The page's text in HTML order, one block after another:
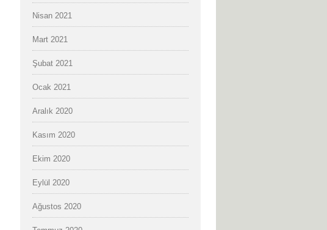
Nisan 2021
Mart 2021
Şubat 2021
Ocak 2021
Aralık 2020
Kasım 2020
Ekim 2020
Eylül 2020
Ağustos 2020